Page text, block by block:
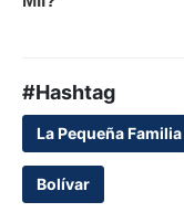
#Hashtag
La Pequeña Familia
Bolívar